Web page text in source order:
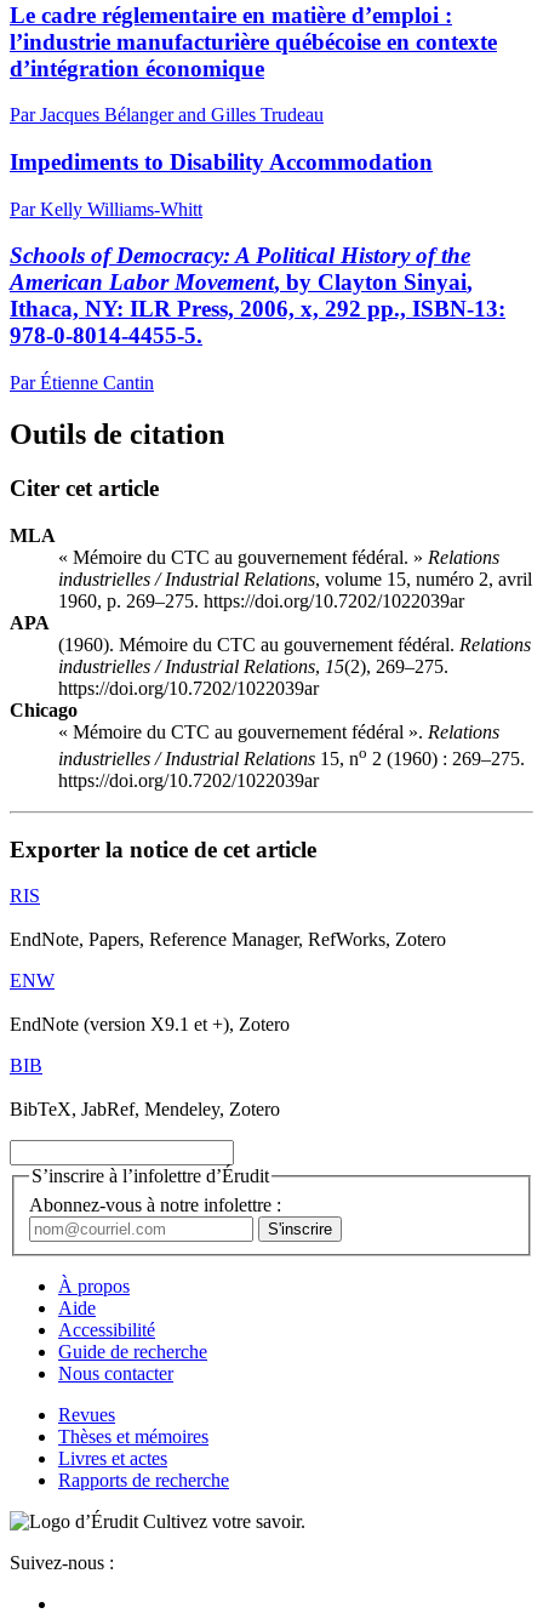
Le cadre réglementaire en matière d’emploi :
l’industrie manufacturière québécoise en contexte
d’intégration économique
Par Jacques Bélanger and Gilles Trudeau
Impediments to Disability Accommodation
Par Kelly Williams-Whitt
Schools of Democracy: A Political History of the
American Labor Movement, by Clayton Sinyai,
Ithaca, NY: ILR Press, 2006, x, 292 pp., ISBN-13:
978-0-8014-4455-5.
Par Étienne Cantin
Outils de citation
Citer cet article
MLA
« Mémoire du CTC au gouvernement fédéral. » Relations
industrielles / Industrial Relations, volume 15, numéro 2, avril
1960, p. 269–275. https://doi.org/10.7202/1022039ar
APA
(1960). Mémoire du CTC au gouvernement fédéral. Relations
industrielles / Industrial Relations, 15(2), 269–275.
https://doi.org/10.7202/1022039ar
Chicago
« Mémoire du CTC au gouvernement fédéral ». Relations
industrielles / Industrial Relations 15, no 2 (1960) : 269–275.
https://doi.org/10.7202/1022039ar
Exporter la notice de cet article
RIS
EndNote, Papers, Reference Manager, RefWorks, Zotero
ENW
EndNote (version X9.1 et +), Zotero
BIB
BibTeX, JabRef, Mendeley, Zotero
S’inscrire à l’infolettre d’Érudit
Abonnez-vous à notre infolettre :
À propos
Aide
Accessibilité
Guide de recherche
Nous contacter
Revues
Thèses et mémoires
Livres et actes
Rapports de recherche
Cultivez votre savoir.
Suivez-nous :